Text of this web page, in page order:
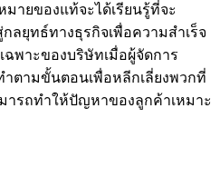
ายของแท้จะได้เรียนรู้ที่จะ
ยุทธ์ทางธุรกิจเพื่อความสำเร็จ
พาะของบริษัทเมื่อผู้จัดการ
ตามขั้นตอนเพื่อหลีกเลี่ยงพวกที่
ารถทำให้ปัญหาของลูกค้าเหมาะ